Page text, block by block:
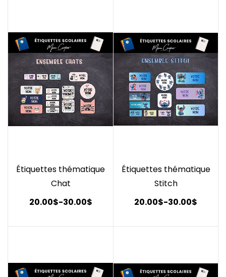
Étiquettes thématique
Chat
20.00$-30.00$
Étiquettes thématique
Stitch
20.00$-30.00$